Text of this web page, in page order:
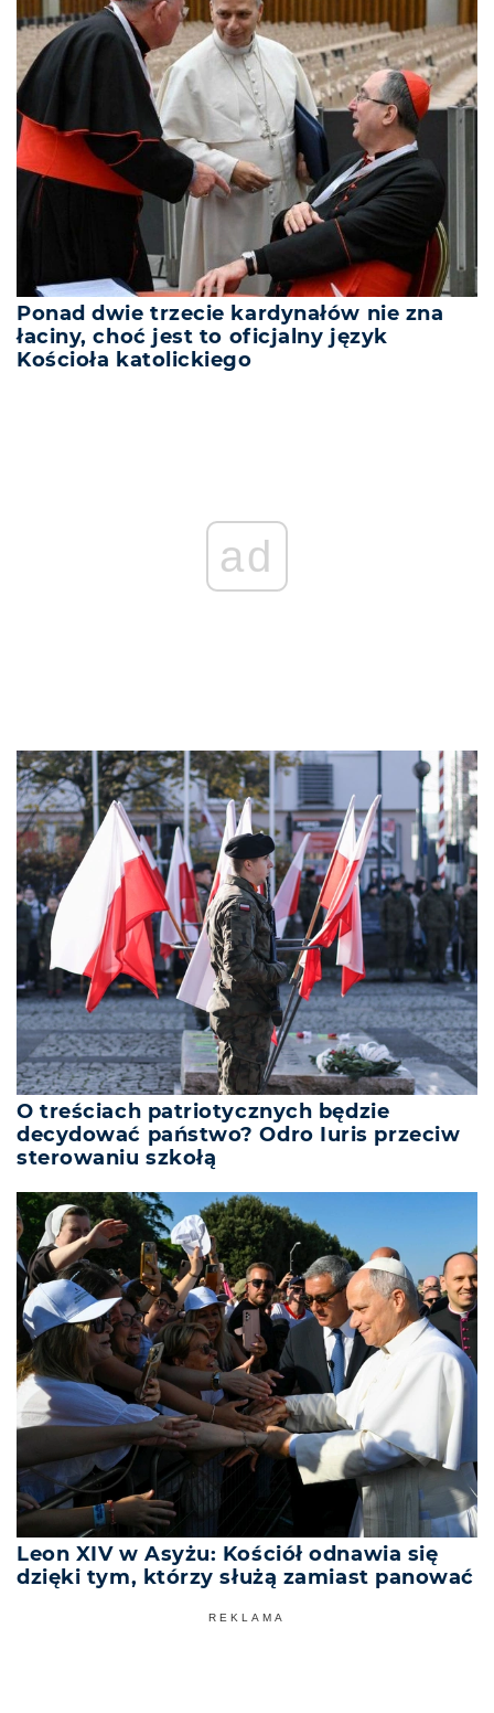
Ponad dwie trzecie kardynałów nie zna
łaciny, choć jest to oficjalny język
Kościoła katolickiego
ad
O treściach patriotycznych będzie
decydować państwo? Odro Iuris przeciw
sterowaniu szkołą
Leon XIV w Asyżu: Kościół odnawia się
dzięki tym, którzy służą zamiast panować
REKLAMA